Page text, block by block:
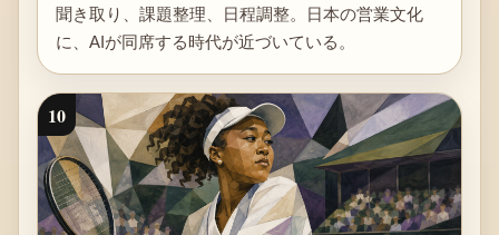
聞き取り、課題整理、日程調整。日本の営業文化
に、AIが同席する時代が近づいている。
10